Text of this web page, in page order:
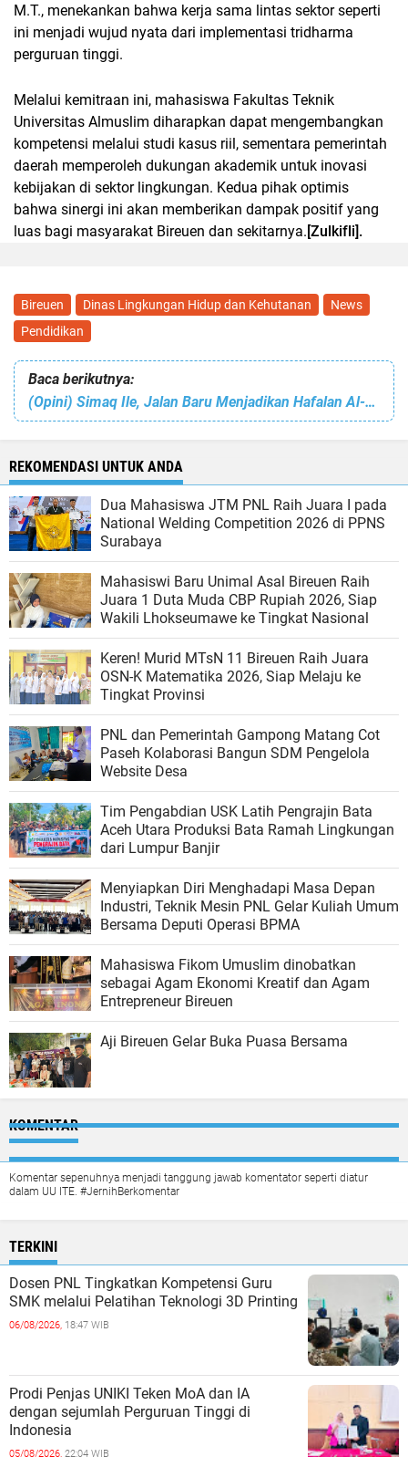
M.T., menekankan bahwa kerja sama lintas sektor seperti
ini menjadi wujud nyata dari implementasi tridharma
perguruan tinggi.
Melalui kemitraan ini, mahasiswa Fakultas Teknik
Universitas Almuslim diharapkan dapat mengembangkan
kompetensi melalui studi kasus riil, sementara pemerintah
daerah memperoleh dukungan akademik untuk inovasi
kebijakan di sektor lingkungan. Kedua pihak optimis
bahwa sinergi ini akan memberikan dampak positif yang
luas bagi masyarakat Bireuen dan sekitarnya. [Zulkifli].
Bireuen Dinas Lingkungan Hidup dan Kehutanan
News
Pendidikan
Baca berikutnya:
(Opini) Simaq Ile, Jalan Baru Menjadikan Hafalan Al-Qur’an Lebih Dicintai Anak
REKOMENDASI UNTUK ANDA
Dua Mahasiswa JTM PNL Raih Juara I pada
National Welding Competition 2026 di PPNS
Surabaya
Mahasiswi Baru Unimal Asal Bireuen Raih
Juara 1 Duta Muda CBP Rupiah 2026, Siap
Wakili Lhokseumawe ke Tingkat Nasional
Keren! Murid MTsN 11 Bireuen Raih Juara
OSN-K Matematika 2026, Siap Melaju ke
Tingkat Provinsi
PNL dan Pemerintah Gampong Matang Cot
Paseh Kolaborasi Bangun SDM Pengelola
Website Desa
Tim Pengabdian USK Latih Pengrajin Bata
Aceh Utara Produksi Bata Ramah Lingkungan
dari Lumpur Banjir
Menyiapkan Diri Menghadapi Masa Depan
Industri, Teknik Mesin PNL Gelar Kuliah Umum
Bersama Deputi Operasi BPMA
Mahasiswa Fikom Umuslim dinobatkan
sebagai Agam Ekonomi Kreatif dan Agam
Entrepreneur Bireuen
Aji Bireuen Gelar Buka Puasa Bersama
KOMENTAR
Komentar sepenuhnya menjadi tanggung jawab komentator seperti diatur
dalam UU ITE. #JernihBerkomentar
TERKINI
Dosen PNL Tingkatkan Kompetensi Guru
SMK melalui Pelatihan Teknologi 3D Printing
06/08/2026, 18:47 WIB
Prodi Penjas UNIKI Teken MoA dan IA
dengan sejumlah Perguruan Tinggi di
Indonesia
05/08/2026, 22:04 WIB